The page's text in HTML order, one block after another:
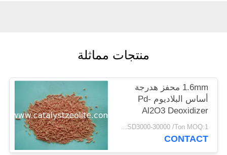
منتجات مماثلة
1.6mm محفز هدرجة
أساس البلاديوم Pd-
Al2O3 Deoxidizer
USD3000-30000 /Ton MOQ:1 كغم
CONTACT